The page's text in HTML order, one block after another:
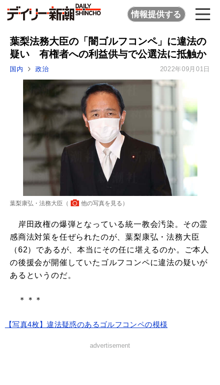
情報提供する
葉梨法務大臣の「闇ゴルフコンペ」に違法の
疑い 有権者への利益供与で公選法に抵触か
国内 政治 2022年09月01日
葉梨康弘・法務大臣（ 他の写真を見る ）
岸田政権の爆弾となっている統一教会汚染。その霊
感商法対策を任ぜられたのが、葉梨康弘・法務大臣
（62）であるが、本当にその任に堪えるのか。ご本人
の後援会が開催していたゴルフコンペに違法の疑いが
あるというのだ。
＊＊＊
【写真4枚】違法疑惑のあるゴルフコンペの模様
advertisement